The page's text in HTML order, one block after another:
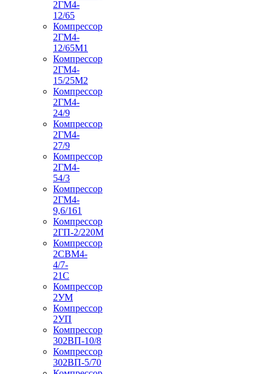
2ГМ4-
12/65
Компрессор
2ГМ4-
12/65М1
Компрессор
2ГМ4-
15/25М2
Компрессор
2ГМ4-
24/9
Компрессор
2ГМ4-
27/9
Компрессор
2ГМ4-
54/3
Компрессор
2ГМ4-
9,6/161
Компрессор
2ГП-2/220М
Компрессор
2СВМ4-
4/7-
21С
Компрессор
2УМ
Компрессор
2УП
Компрессор
302ВП-10/8
Компрессор
302ВП-5/70